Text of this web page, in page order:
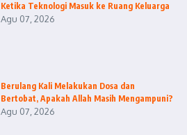
Ketika Teknologi Masuk ke Ruang Keluarga
Agu 07, 2026
Berulang Kali Melakukan Dosa dan
Bertobat, Apakah Allah Masih Mengampuni?
Agu 07, 2026